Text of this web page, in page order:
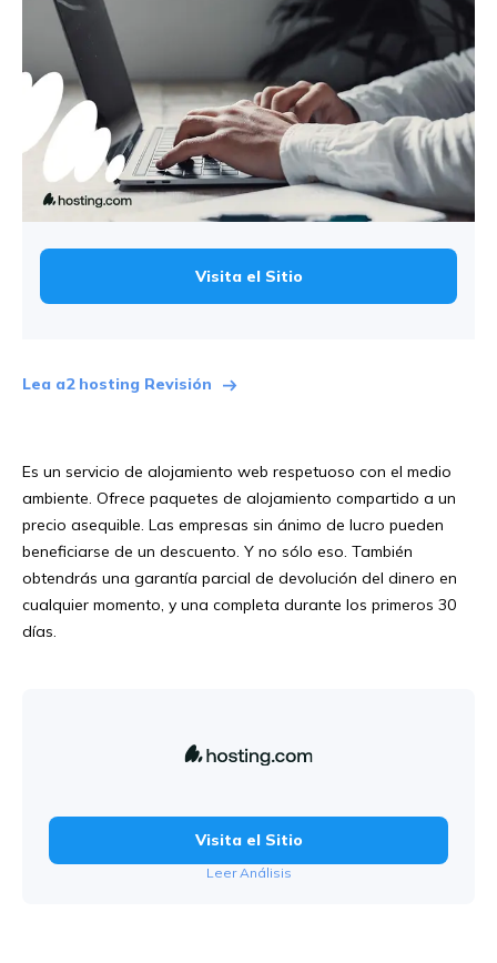
Visita el Sitio
Lea a2 hosting Revisión
Es un servicio de alojamiento web respetuoso con el medio
ambiente. Ofrece paquetes de alojamiento compartido a un
precio asequible. Las empresas sin ánimo de lucro pueden
beneficiarse de un descuento. Y no sólo eso. También
obtendrás una garantía parcial de devolución del dinero en
cualquier momento, y una completa durante los primeros 30
días.
Visita el Sitio
Leer Análisis